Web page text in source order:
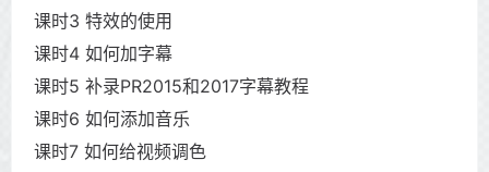
课时3 特效的使用
课时4 如何加字幕
课时5 补录PR2015和2017字幕教程
课时6 如何添加音乐
课时7 如何给视频调色